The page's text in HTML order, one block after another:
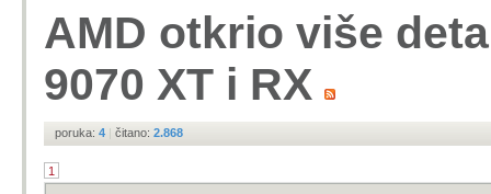
AMD otkrio više
9070 XT i RX
poruka: 4 | čitano: 2.868
1